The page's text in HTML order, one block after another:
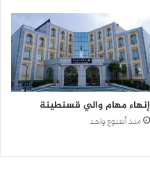
إنهاء مهام والي قسنطينة
منذ أسبوع واحد